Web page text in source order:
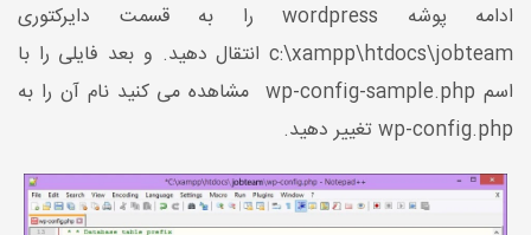
ادامه پوشه wordpress را به قسمت دایرکتوری
c:\xampp\htdocs\jobteam انتقال دهید. و بعد فایلی را با
اسم wp-config-sample.php مشاهده می کنید نام آن را به
wp-config.php تغییر دهید.